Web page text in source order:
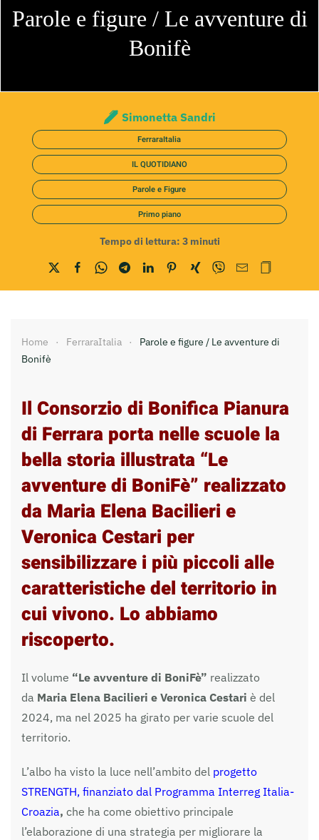
Parole e figure / Le avventure di
Bonifè
Simonetta Sandri
FerraraItalia
IL QUOTIDIANO
Parole e Figure
Primo piano
Tempo di lettura: 3 minuti
Home FerraraItalia
Parole e figure / Le avventure di
Bonifè
Il Consorzio di Bonifica Pianura
di Ferrara porta nelle scuole la
bella storia illustrata “Le
avventure di BoniFè” realizzato
da Maria Elena Bacilieri e
Veronica Cestari per
sensibilizzare i più piccoli alle
caratteristiche del territorio in
cui vivono. Lo abbiamo
riscoperto.
Il volume “Le avventure di BoniFè” realizzato
da Maria Elena Bacilieri e Veronica Cestari è del
2024, ma nel 2025 ha girato per varie scuole del
territorio.
L’albo ha visto la luce nell’ambito del progetto
STRENGTH, finanziato dal Programma Interreg Italia-
Croazia, che ha come obiettivo principale
l’elaborazione di una strategia per migliorare la